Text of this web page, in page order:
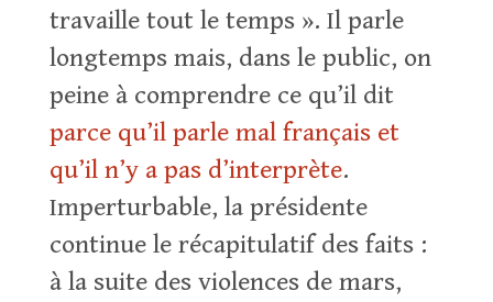
travaille tout le temps ». Il parle
longtemps mais, dans le public, on
peine à comprendre ce qu’il dit
parce qu’il parle mal français et
qu’il n’y a pas d’interprète.
Imperturbable, la présidente
continue le récapitulatif des faits :
à la suite des violences de mars,